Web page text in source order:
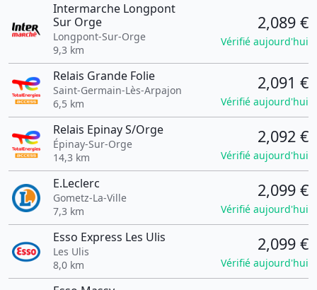
Intermarche Longpont
Sur Orge
Longpont-Sur-Orge
9,3 km
2,089 €
Vérifié aujourd'hui
Relais Grande Folie
Saint-Germain-Lès-Arpajon
6,5 km
2,091 €
Vérifié aujourd'hui
Relais Epinay S/Orge
Épinay-Sur-Orge
14,3 km
2,092 €
Vérifié aujourd'hui
E.Leclerc
Gometz-La-Ville
7,3 km
2,099 €
Vérifié aujourd'hui
Esso Express Les Ulis
Les Ulis
8,0 km
2,099 €
Vérifié aujourd'hui